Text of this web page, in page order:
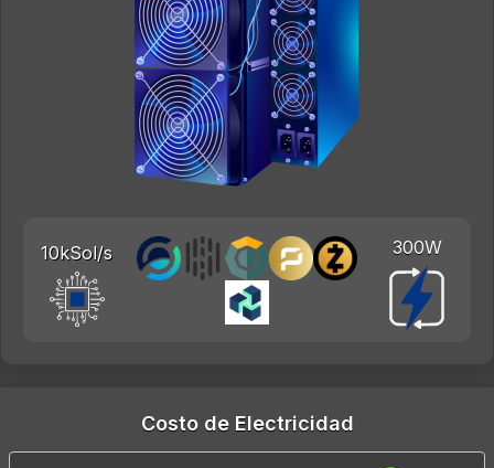
10kSol/s 300W
Costo de Electricidad